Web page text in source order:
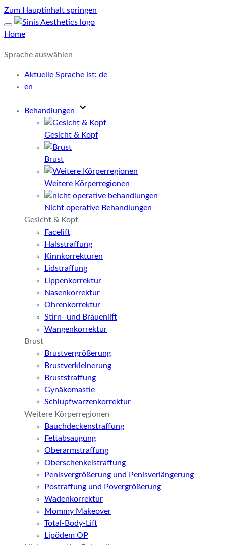
Zum Hauptinhalt springen
Home
Sprache auswählen
Aktuelle Sprache ist: de
en
Behandlungen
Gesicht & Kopf
Brust
Weitere Körperregionen
Nicht operative Behandlungen
Gesicht & Kopf
Facelift
Halsstraffung
Kinnkorrekturen
Lidstraffung
Lippenkorrektur
Nasenkorrektur
Ohrenkorrektur
Stirn- und Brauenlift
Wangenkorrektur
Brust
Brustvergrößerung
Brustverkleinerung
Bruststraffung
Gynäkomastie
Schlupfwarzenkorrektur
Weitere Körperregionen
Bauchdeckenstraffung
Fettabsaugung
Oberarmstraffung
Oberschenkelstraffung
Penisvergrößerung und Penisverlängerung
Postraffung und Povergrößerung
Wadenkorrektur
Mommy Makeover
Total-Body-Lift
Lipödem OP